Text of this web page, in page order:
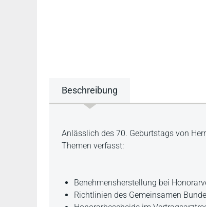
Beschreibung
Beschreibung
Anlässlich des 70. Geburtstags von
Themen verfasst:
Benehmensherstellung bei
Richtlinien des Gemeinsamen